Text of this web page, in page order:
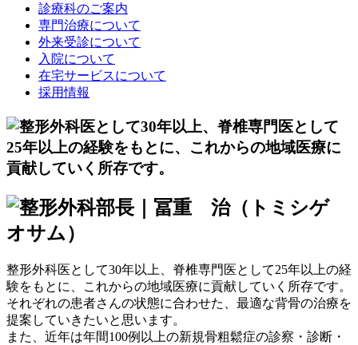
診療科のご案内
専門治療について
外来受診について
入院について
在宅サービスについて
採用情報
整形外科医として30年以上、脊椎専門医として25年以上の経
験をもとに、これからの地域医療に貢献していく所存です。
それぞれの患者さんの状態に合わせた、最適な背骨の治療を
提案していきたいと思います。
また、近年は年間100例以上の新規骨粗鬆症の診察・診断・